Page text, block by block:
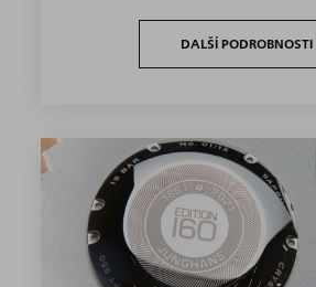
DALŠÍ PODROBNOSTI